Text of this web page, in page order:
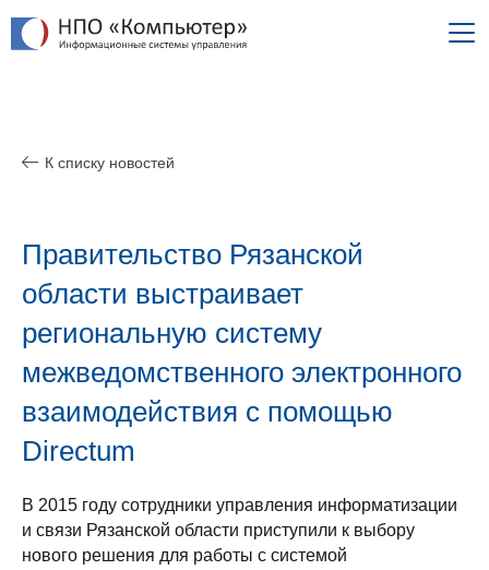
К списку новостей
Правительство Рязанской
области выстраивает
региональную систему
межведомственного электронного
взаимодействия с помощью
Directum
В 2015 году сотрудники управления информатизации
и связи Рязанской области приступили к выбору
нового решения для работы с системой